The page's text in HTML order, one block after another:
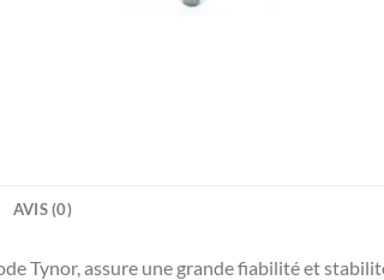
AVIS (0)
Tynor, assure une grande fiabilité et